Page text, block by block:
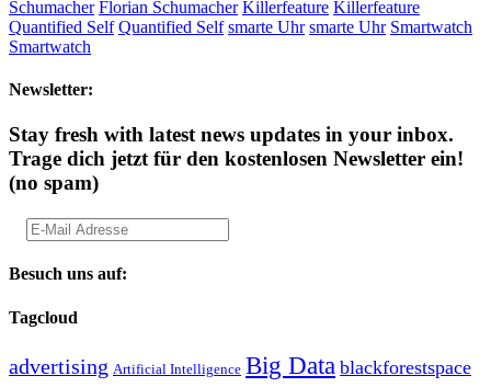
Schumacher Florian Schumacher Killerfeature Killerfeature
Quantified Self Quantified Self smarte Uhr smarte Uhr Smartwatch
Smartwatch
Newsletter:
Stay fresh with latest news updates in your inbox.
Trage dich jetzt für den kostenlosen Newsletter ein!
(no spam)
Besuch uns auf:
Tagcloud
advertising Artificial Intelligence Big Data blackforestspace